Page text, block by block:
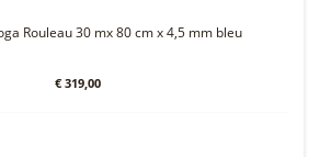
Rouleau 30 mx 80 cm x 4,5 mm bleu
€ 319,00